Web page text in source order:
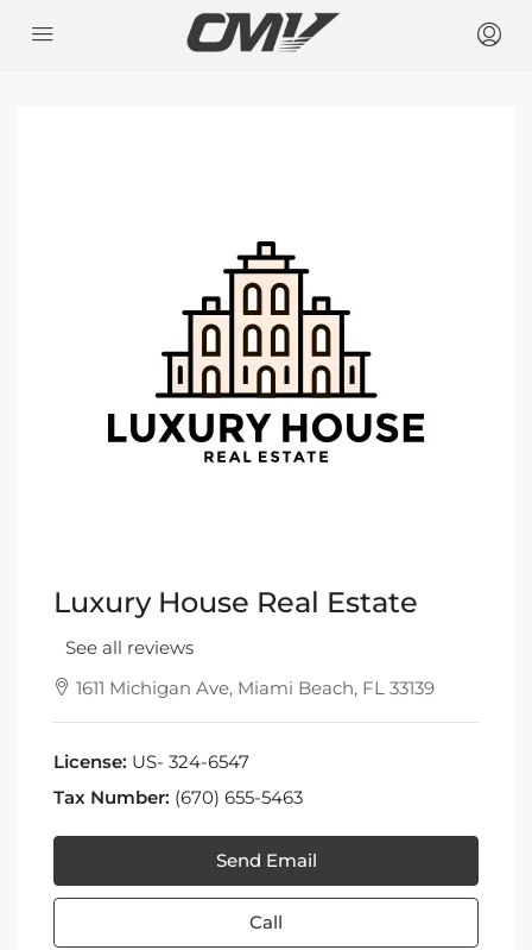
Luxury House Real Estate
See all reviews
1611 Michigan Ave, Miami Beach, FL 33139
License: US- 324-6547
Tax Number: (670) 655-5463
Send Email
Call